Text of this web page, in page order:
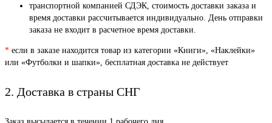
транспортной компанией СДЭК, стоимость доставки заказа и
время доставки рассчитывается индивидуально. День отправки
заказа не входит в расчетное время доставки.
* если в заказе находится товар из категории «Книги», «Наклейки»
или «Футболки и шапки», бесплатная доставка не действует
2. Доставка в страны СНГ